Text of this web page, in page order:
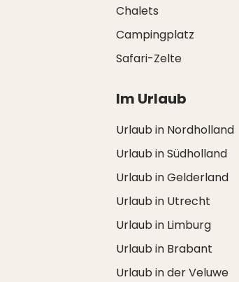
Chalets
Campingplatz
Safari-Zelte
Im Urlaub
Urlaub in Nordholland
Urlaub in Südholland
Urlaub in Gelderland
Urlaub in Utrecht
Urlaub in Limburg
Urlaub in Brabant
Urlaub in der Veluwe